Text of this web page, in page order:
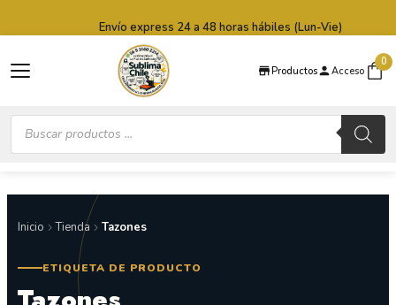
Productos Acceso
0
Búsqueda
productos
Envío express 24 a 48 horas hábiles (Lun-Vie)
Inicio Tienda Tazones
ETIQUETA DE PRODUCTO